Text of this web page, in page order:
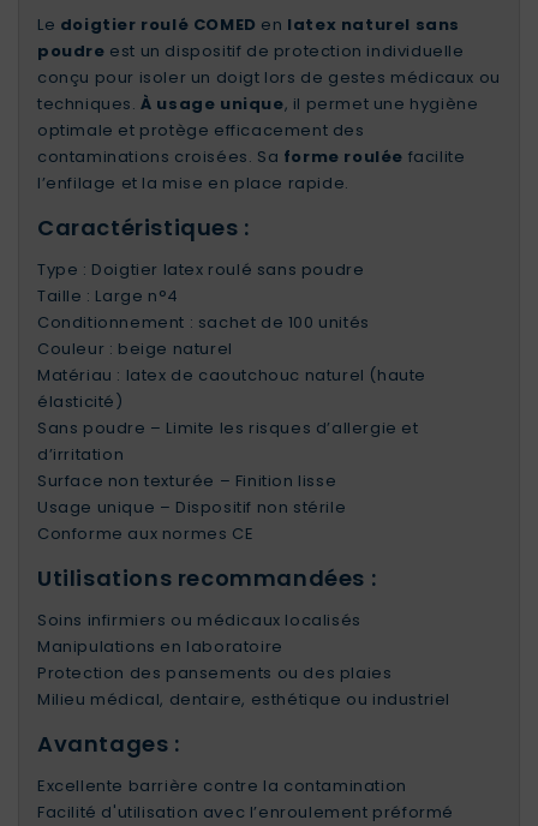
Le doigtier roulé COMED en latex naturel sans
poudre est un dispositif de protection individuelle
conçu pour isoler un doigt lors de gestes médicaux ou
techniques.À usage unique, il permet une hygiène
optimale et protège efficacement des
contaminations croisées. Sa forme roulée facilite
l’enfilage et la mise en place rapide.
Caractéristiques :
Type : Doigtier latex roulé sans poudre
Taille : Large n°4
Conditionnement : sachet de 100 unités
Couleur : beige naturel
Matériau : latex de caoutchouc naturel (haute
élasticité)
Sans poudre – Limite les risques d’allergie et
d’irritation
Surface non texturée – Finition lisse
Usage unique – Dispositif non stérile
Conforme aux normes CE
Utilisations recommandées :
Soins infirmiers ou médicaux localisés
Manipulations en laboratoire
Protection des pansements ou des plaies
Milieu médical, dentaire, esthétique ou industriel
Avantages :
Excellente barrière contre la contamination
Facilité d'utilisation avec l’enroulement préformé